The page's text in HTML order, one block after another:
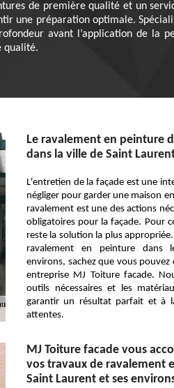
de première qualité et un
une préparation optimale.
avant l’application de la
qualité.
Le ravalement en peinture
dans la ville de Saint
L'entretien de la façade est une
négliger pour garder une maison
ravalement est une des actions
obligatoires pour la façade. Pour
reste la solution la plus
ravalement en peinture dans
environs, sachez que vous
entreprise MJ Toiture facade.
outils nécessaires et les
garantir un résultat parfait et à
attentes.
MJ Toiture facade vous
vos travaux de ravalement
Saint Laurent et ses